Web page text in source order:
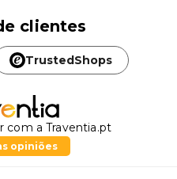
clientes
TrustedShops
com a Traventia.pt
opiniões